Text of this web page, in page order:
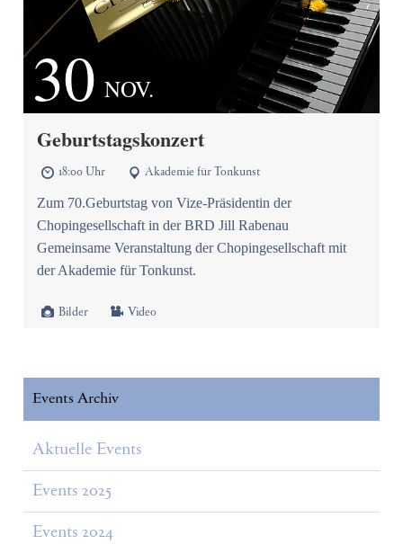
30 NOV.
Geburtstagskonzert
 18:00 Uhr  Akademie für Tonkunst
Zum 70.Geburtstag von Vize-Präsidentin der
Chopingesellschaft in der BRD Jill Rabenau
Gemeinsame Veranstaltung der Chopingesellschaft mit
der Akademie für Tonkunst.
 Bilder  Video
Events Archiv
Aktuelle Events
Events 2025
Events 2024